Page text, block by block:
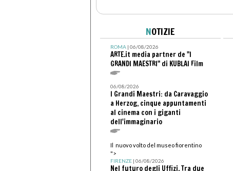
NOTIZIE
ROMA| 06/08/2026
ARTE.it media partner de "I
GRANDI MAESTRI" di KUBLAI Film
06/08/2026
I Grandi Maestri: da Caravaggio
a Herzog, cinque appuntamenti
al cinema con i giganti
dell'immaginario
Il nuovo volto del museo fiorentino
">
FIRENZE| 06/08/2026
Nel futuro degli Uffizi. Tra due